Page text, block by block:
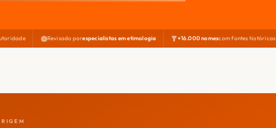
Revisado porespecialistas em etimologia +16.000 nomescom fontes históricas